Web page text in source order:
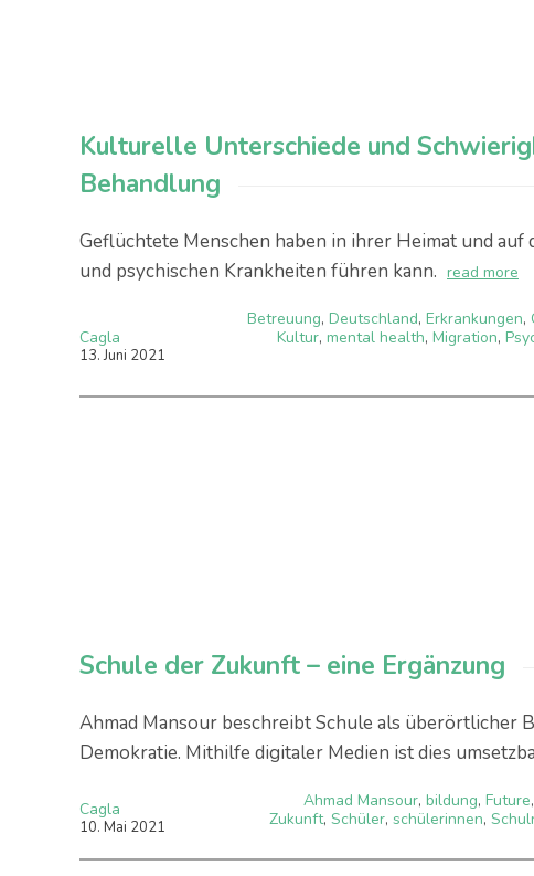
Kulturelle Unterschiede und
Behandlung
Geflüchtete Menschen haben in ihrer Heimat und
und psychischen Krankheiten führen kann. read more
Cagla
13. Juni 2021
Betreuung, Deutschland, Erkrankungen,
Kultur, mental health, Migration,
Schule der Zukunft – eine Ergänzung
Ahmad Mansour beschreibt Schule als überörtlicher
Demokratie. Mithilfe digitaler Medien ist dies
Cagla
10. Mai 2021
Ahmad Mansour, bildung, Future,
Zukunft, Schüler, schülerinnen,